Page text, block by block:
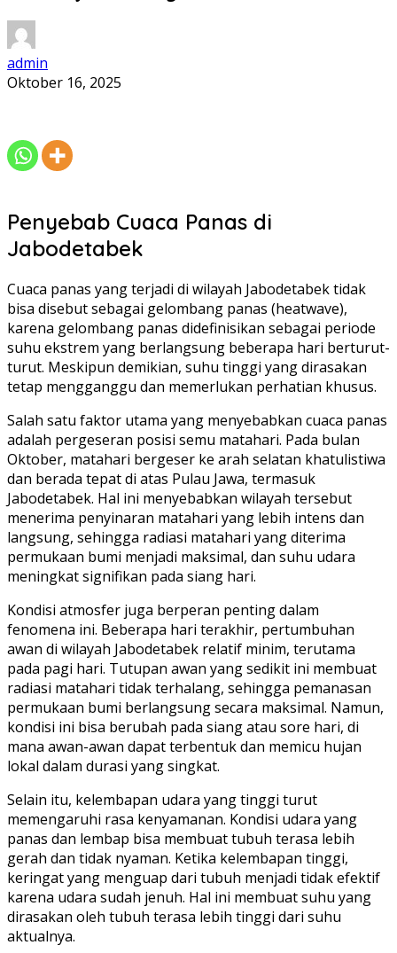
admin
Oktober 16, 2025
Penyebab Cuaca Panas di
Jabodetabek
Cuaca panas yang terjadi di wilayah Jabodetabek tidak
bisa disebut sebagai gelombang panas (heatwave),
karena gelombang panas didefinisikan sebagai periode
suhu ekstrem yang berlangsung beberapa hari berturut-
turut. Meskipun demikian, suhu tinggi yang dirasakan
tetap mengganggu dan memerlukan perhatian khusus.
Salah satu faktor utama yang menyebabkan cuaca panas
adalah pergeseran posisi semu matahari. Pada bulan
Oktober, matahari bergeser ke arah selatan khatulistiwa
dan berada tepat di atas Pulau Jawa, termasuk
Jabodetabek. Hal ini menyebabkan wilayah tersebut
menerima penyinaran matahari yang lebih intens dan
langsung, sehingga radiasi matahari yang diterima
permukaan bumi menjadi maksimal, dan suhu udara
meningkat signifikan pada siang hari.
Kondisi atmosfer juga berperan penting dalam
fenomena ini. Beberapa hari terakhir, pertumbuhan
awan di wilayah Jabodetabek relatif minim, terutama
pada pagi hari. Tutupan awan yang sedikit ini membuat
radiasi matahari tidak terhalang, sehingga pemanasan
permukaan bumi berlangsung secara maksimal. Namun,
kondisi ini bisa berubah pada siang atau sore hari, di
mana awan-awan dapat terbentuk dan memicu hujan
lokal dalam durasi yang singkat.
Selain itu, kelembapan udara yang tinggi turut
memengaruhi rasa kenyamanan. Kondisi udara yang
panas dan lembap bisa membuat tubuh terasa lebih
gerah dan tidak nyaman. Ketika kelembapan tinggi,
keringat yang menguap dari tubuh menjadi tidak efektif
karena udara sudah jenuh. Hal ini membuat suhu yang
dirasakan oleh tubuh terasa lebih tinggi dari suhu
aktualnya.